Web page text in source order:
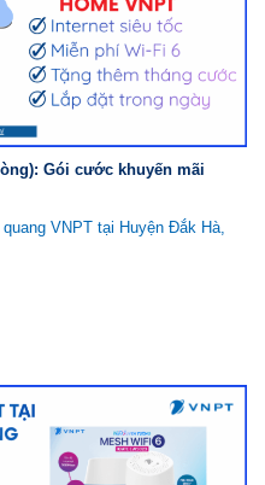
Gói cước khuyến mãi
VNPT tại Huyện Đắk Hà,